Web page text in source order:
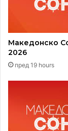
Македонско
2026
пред 19 hours